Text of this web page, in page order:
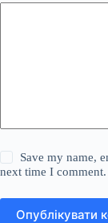
Save my name,
next time I comment.
Опублікувати